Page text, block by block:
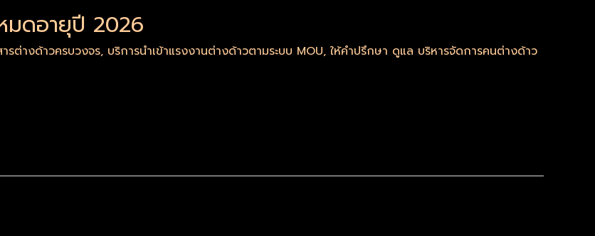
มดอายุปี 2026
รต่างด้าวครบวงจร, บริการนำเข้าแรงงานต่างด้าวตามระบบ MOU,ให้คำปรึกษา ดูแล บริหารจัดการคนต่างด้าว